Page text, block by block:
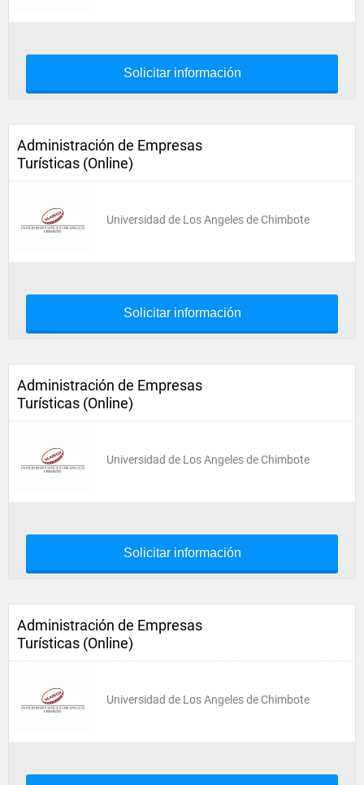
Solicitar información
Administración de Empresas
Turísticas (Online)
Universidad de Los Angeles de Chimbote
Solicitar información
Administración de Empresas
Turísticas (Online)
Universidad de Los Angeles de Chimbote
Solicitar información
Administración de Empresas
Turísticas (Online)
Universidad de Los Angeles de Chimbote